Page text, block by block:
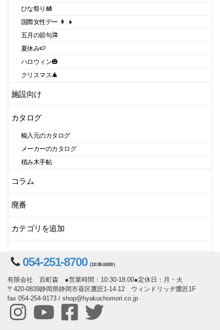
ひな祭り🎎
国際女性デー 👩 👧
五月の節句🎏
夏休み🍉
ハロウィン🎃
クリスマス🎄
施設向け
カタログ
輸入元のカタログ
メーカーのカタログ
積み木手帖
コラム
廃番
カテゴリを追加
054-251-8700（10:30-18:00）
有限会社 百町森 ●営業時間：10:30-18:00●定休日：月・火
〒420-0839静岡県静岡市葵区鷹匠1-14-12 ウィンドリッヂ鷹匠1F
fax 054-254-9173 / shop@hyakuchomori.co.jp